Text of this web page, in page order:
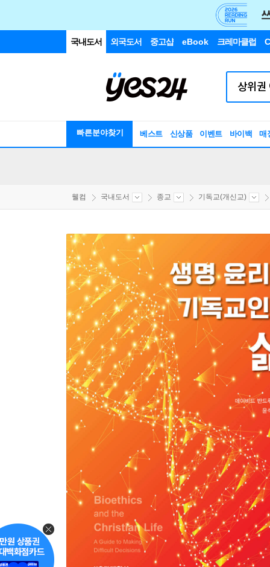
국내도서 외국도서 중고샵 eBook 크레마클럽
빠른분야찾기 베스트 신상품 이벤트 바이백 매
웰컴 국내도서 종교 기독교(개신교)